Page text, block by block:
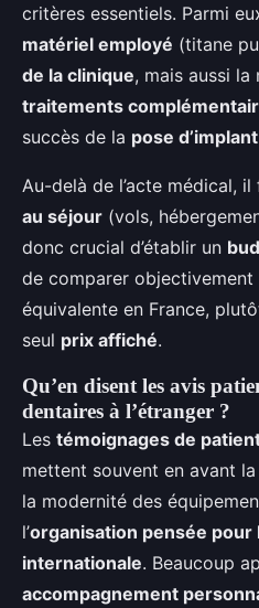
critères essentiels. Parmi
matériel employé (titane
de la clinique, mais aussi la
traitements
succès de la pose d’implant
Au-delà de l’acte médical,
au séjour (vols,
donc crucial d’établir un
de comparer
équivalente en France,
seul prix affiché.
Qu’en disent les avis
dentaires à l’étranger ?
Les témoignages de
mettent souvent en avant la
la modernité des
l’organisation pensée pour
internationale. Beaucoup
accompagnement